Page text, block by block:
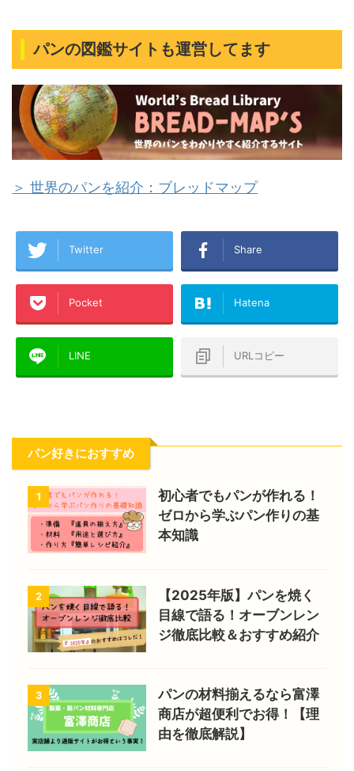
パンの図鑑サイトも運営してます
＞ 世界のパンを紹介：ブレッドマップ
Twitter Share
Pocket Hatena
LINE URLコピー
パン好きにおすすめ
1
初心者でもパンが作れる！
ゼロから学ぶパン作りの基
本知識
2
【2025年版】パンを焼く
目線で語る！オーブンレン
ジ徹底比較＆おすすめ紹介
3
パンの材料揃えるなら富澤
商店が超便利でお得！【理
由を徹底解説】